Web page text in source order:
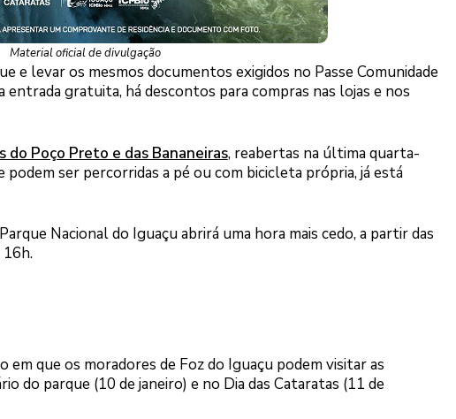
Material oficial de divulgação
e levar os mesmos documentos exigidos no Passe Comunidade
entrada gratuita, há descontos para compras nas lojas e nos
do Poço Preto e das Bananeiras, reabertas na última quarta-
podem ser percorridas a pé ou com bicicleta própria, já está
Nacional do Iguaçu abrirá uma hora mais cedo, a partir das
em que os moradores de Foz do Iguaçu podem visitar as
do parque (10 de janeiro) e no Dia das Cataratas (11 de